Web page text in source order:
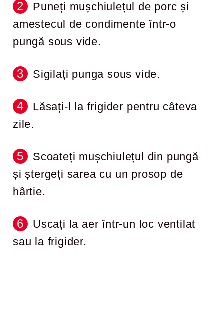
Puneți mușchiulețul de porc și
amestecul de condimente într-o
pungă sous vide.
Sigilați punga sous vide.
Lăsați-l la frigider pentru câteva
zile.
Scoateți mușchiulețul din pungă
și ștergeți sarea cu un prosop de
hârtie.
Uscați la aer într-un loc ventilat
sau la frigider.